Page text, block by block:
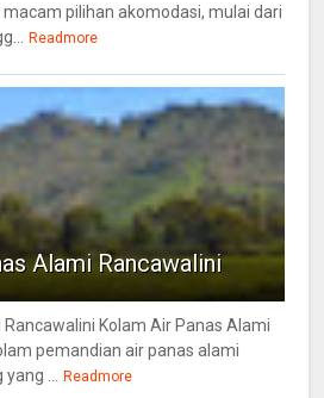
pilihan akomodasi, mulai dari
Readmore
Alami Rancawalini
Kolam Air Panas Alami
pemandian air panas alami
...
Readmore